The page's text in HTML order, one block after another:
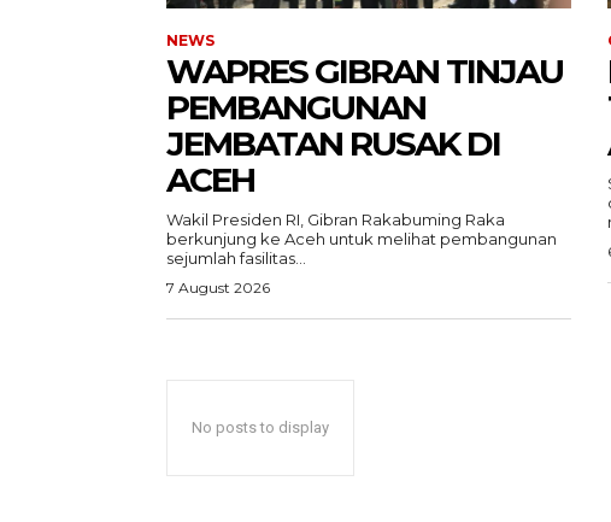
NEWS
WAPRES GIBRAN TINJAU
PEMBANGUNAN
JEMBATAN RUSAK DI
ACEH
Wakil Presiden RI, Gibran Rakabuming Raka
berkunjung ke Aceh untuk melihat pembangunan
sejumlah fasilitas...
7 August 2026
No posts to display